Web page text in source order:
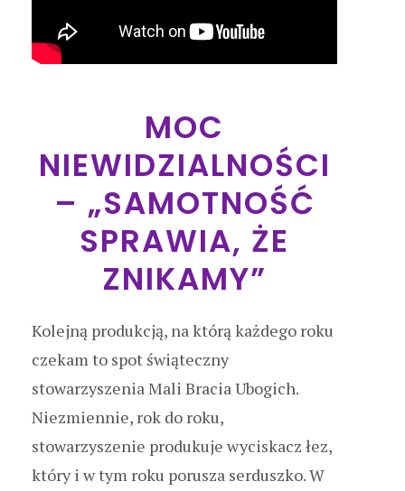
MOC
NIEWIDZIALNOŚCI
– „SAMOTNOŚĆ
SPRAWIA, ŻE
ZNIKAMY”
Kolejną produkcją, na którą każdego roku
czekam to spot świąteczny
stowarzyszenia Mali Bracia Ubogich.
Niezmiennie, rok do roku,
stowarzyszenie produkuje wyciskacz łez,
który i w tym roku porusza serduszko. W